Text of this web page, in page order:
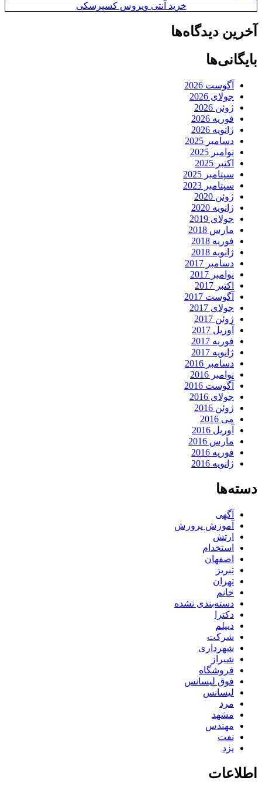
خرید آنتی ویروس کسپرسکی
آخرین دیدگاه‌ها
بایگانی‌ها
آگوست 2026
جولای 2026
ژوئن 2026
فوریه 2026
ژانویه 2026
دسامبر 2025
نوامبر 2025
اکتبر 2025
سپتامبر 2025
سپتامبر 2023
ژوئن 2020
ژانویه 2020
جولای 2019
مارس 2018
فوریه 2018
ژانویه 2018
دسامبر 2017
نوامبر 2017
اکتبر 2017
آگوست 2017
جولای 2017
ژوئن 2017
آوریل 2017
فوریه 2017
ژانویه 2017
دسامبر 2016
نوامبر 2016
آگوست 2016
جولای 2016
ژوئن 2016
می 2016
آوریل 2016
مارس 2016
فوریه 2016
ژانویه 2016
دسته‌ها
آگهی
آموزش پرورش
ارتش
استخدام
اصفهان
تبریز
تهران
خانم
دسته‌بندی نشده
دکترا
دیپلم
شرکت
شهرداری
شیراز
فروشگاه
فوق لیسانس
لیسانس
مرد
مشهد
مهندس
نفت
یزد
اطلاعات